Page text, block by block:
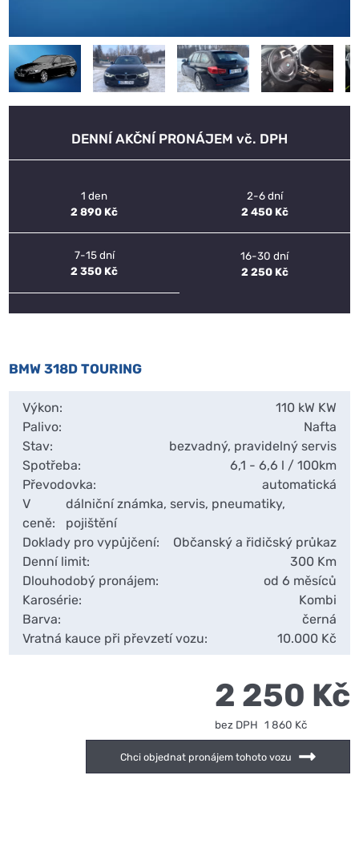
DENNÍ AKČNÍ PRONÁJEM vč. DPH
1 den
2 890 Kč
2-6 dní
2 450 Kč
7-15 dní
2 350 Kč
16-30 dní
2 250 Kč
BMW 318D TOURING
Výkon:
110 kW KW
Palivo:
Nafta
Stav:
bezvadný, pravidelný servis
Spotřeba:
6,1 - 6,6 l / 100km
Převodovka:
automatická
V
ceně:
dálniční známka, servis, pneumatiky,
pojištění
Doklady pro vypůjčení:
Občanský a řidičský průkaz
Denní limit:
300 Km
Dlouhodobý pronájem:
od 6 měsíců
Karosérie:
Kombi
Barva:
černá
Vratná kauce při převzetí vozu:
10.000 Kč
2 250 Kč
bez DPH 1 860 Kč
Chci objednat pronájem tohoto vozu